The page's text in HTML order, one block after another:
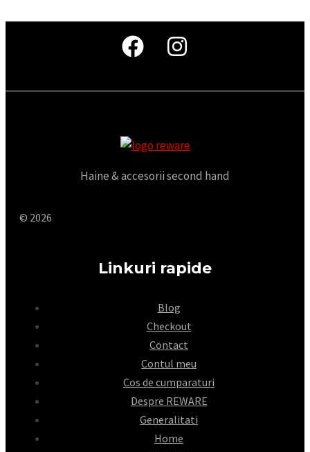
Haine & accesorii second hand
© 2026
Linkuri rapide
Blog
Checkout
Contact
Contul meu
Cos de cumparaturi
Despre REWARE
Generalitati
Home